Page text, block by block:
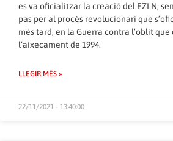
es va oficialitzar la creació del EZLN,
pas per al procés revolucionari que
més tard, en la Guerra contra l’oblit
l’aixecament de 1994.
LLEGIR MÉS »
22/11/2021 - 13:40:00